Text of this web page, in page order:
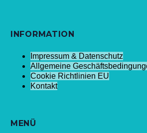
INFORMATION
Impressum & Datenschutz
Allgemeine
Cookie Richtlinien EU
Kontakt
MENÜ